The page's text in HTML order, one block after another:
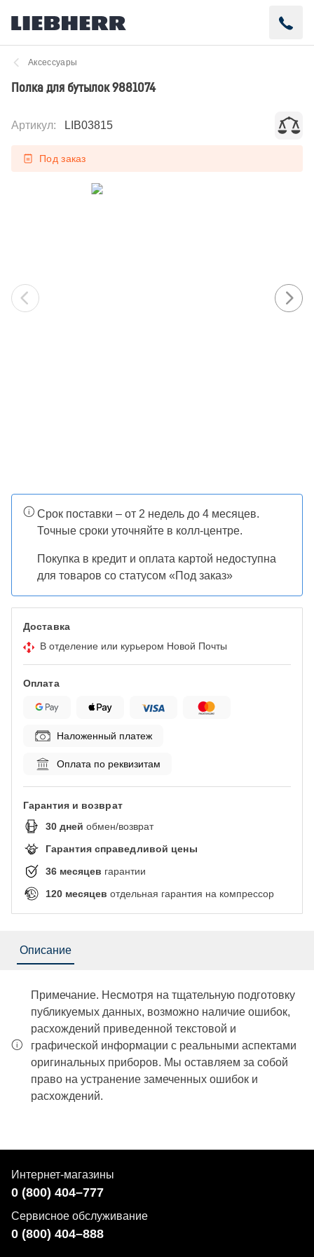
Аксессуары
Полка для бутылок 9881074
Артикул: LIB03815
Под заказ
Срок поставки – от 2 недель до 4 месяцев.
Точные сроки уточняйте в колл-центре.
Покупка в кредит и оплата картой недоступна
для товаров со статусом «Под заказ»
Доставка
В отделение или курьером Новой Почты
Оплата
Наложенный платеж
Оплата по реквизитам
Гарантия и возврат
30 дней обмен/возврат
Гарантия справедливой цены
36 месяцев гарантии
120 месяцев отдельная гарантия на компрессор
Описание
Примечание. Несмотря на тщательную подготовку
публикуемых данных, возможно наличие ошибок,
расхождений приведенной текстовой и
графической информации с реальными аспектами
оригинальных приборов. Мы оставляем за собой
право на устранение замеченных ошибок и
расхождений.
Интернет-магазины
0 (800) 404–777
Сервисное обслуживание
0 (800) 404–888